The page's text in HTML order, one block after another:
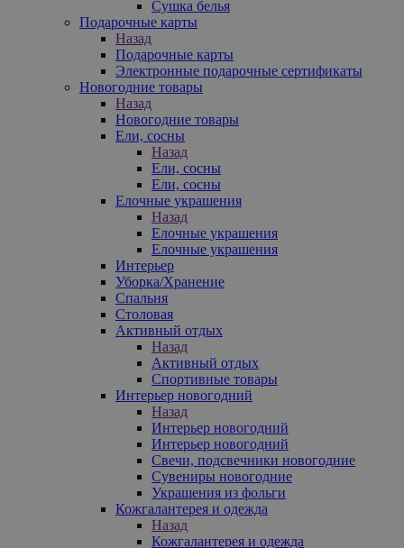
Сушка белья
Подарочные карты
Назад
Подарочные карты
Электронные подарочные сертификаты
Новогодние товары
Назад
Новогодние товары
Ели, сосны
Назад
Ели, сосны
Ели, сосны
Елочные украшения
Назад
Елочные украшения
Елочные украшения
Интерьер
Уборка/Хранение
Спальня
Столовая
Активный отдых
Назад
Активный отдых
Спортивные товары
Интерьер новогодний
Назад
Интерьер новогодний
Интерьер новогодний
Свечи, подсвечники новогодние
Сувениры новогодние
Украшения из фольги
Кожгалантерея и одежда
Назад
Кожгалантерея и одежда